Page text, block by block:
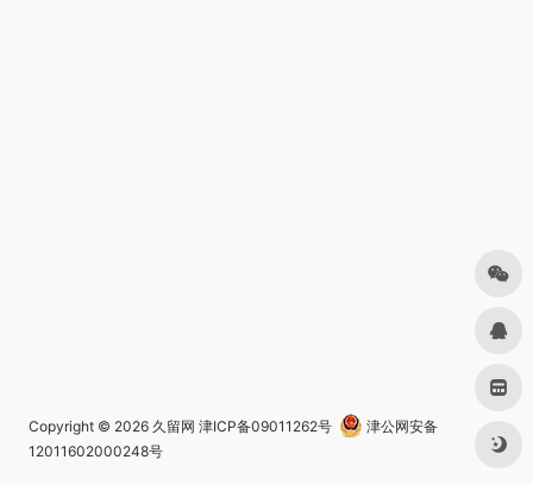
Copyright © 2026 久留网 津ICP备09011262号
津公网安备
12011602000248号